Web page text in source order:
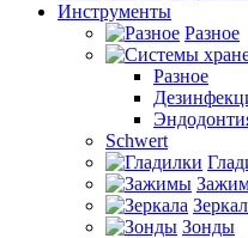
Инструменты
Разное
Разное
Schwert
Зонды